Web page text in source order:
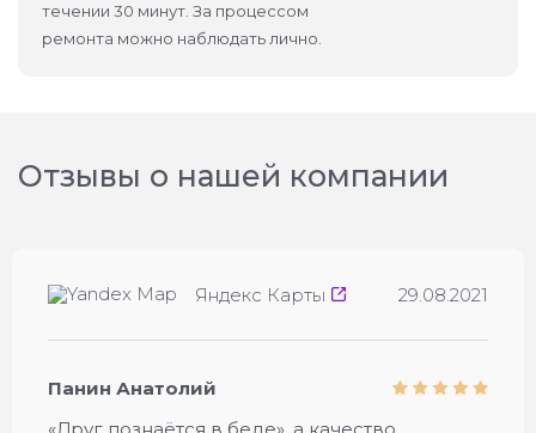
течении 30 минут. За процессом
ремонта можно наблюдать лично.
Отзывы о нашей компании
Яндекс Карты 29.08.2021
Панин Анатолий